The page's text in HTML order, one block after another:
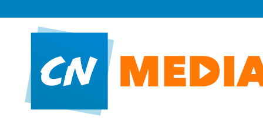
CN MÉDIA
Une vie nouvelle en JESUS !
Accueil